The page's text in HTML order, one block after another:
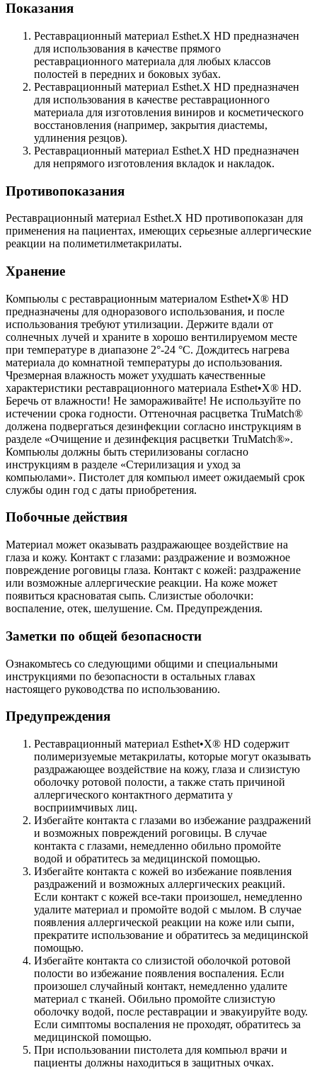
Показания
Реставрационный материал Esthet.X HD предназначен
для использования в качестве прямого
реставрационного материала для любых классов
полостей в передних и боковых зубах.
Реставрационный материал Esthet.X HD предназначен
для использования в качестве реставрационного
материала для изготовления виниров и косметического
восстановления (например, закрытия диастемы,
удлинения резцов).
Реставрационный материал Esthet.X HD предназначен
для непрямого изготовления вкладок и накладок.
Противопоказания
Реставрационный материал Esthet.X HD противопоказан для
применения на пациентах, имеющих серьезные аллергические
реакции на полиметилметакрилаты.
Хранение
Компьюлы с реставрационным материалом Esthet•X® HD
предназначены для одноразового использования, и после
использования требуют утилизации. Держите вдали от
солнечных лучей и храните в хорошо вентилируемом месте
при температуре в диапазоне 2°-24 °C. Дождитесь нагрева
материала до комнатной температуры до использования.
Чрезмерная влажность может ухудшать качественные
характеристики реставрационного материала Esthet•X® HD.
Беречь от влажности! Не замораживайте! Не используйте по
истечении срока годности. Оттеночная расцветка TruMatch®
должена подвергаться дезинфекции согласно инструкциям в
разделе «Очищение и дезинфекция расцветки TruMatch®».
Компьюлы должны быть стерилизованы согласно
инструкциям в разделе «Стерилизация и уход за
компьюлами». Пистолет для компьюл имеет ожидаемый срок
службы один год с даты приобретения.
Побочные действия
Материал может оказывать раздражающее воздействие на
глаза и кожу. Контакт с глазами: раздражение и возможное
повреждение роговицы глаза. Контакт с кожей: раздражение
или возможные аллергические реакции. На коже может
появиться красноватая сыпь. Слизистые оболочки:
воспаление, отек, шелушение. См. Предупреждения.
Заметки по общей безопасности
Ознакомьтесь со следующими общими и специальными
инструкциями по безопасности в остальных главах
настоящего руководства по использованию.
Предупреждения
Реставрационный материал Esthet•X® HD содержит
полимеризуемые метакрилаты, которые могут оказывать
раздражающее воздействие на кожу, глаза и слизистую
оболочку ротовой полости, а также стать причиной
аллергического контактного дерматита у
восприимчивых лиц.
Избегайте контакта с глазами во избежание раздражений
и возможных повреждений роговицы. В случае
контакта с глазами, немедленно обильно промойте
водой и обратитесь за медицинской помощью.
Избегайте контакта с кожей во избежание появления
раздражений и возможных аллергических реакций.
Если контакт с кожей все-таки произошел, немедленно
удалите материал и промойте водой с мылом. В случае
появления аллергической реакции на коже или сыпи,
прекратите использование и обратитесь за медицинской
помощью.
Избегайте контакта со слизистой оболочкой ротовой
полости во избежание появления воспаления. Если
произошел случайный контакт, немедленно удалите
материал с тканей. Обильно промойте слизистую
оболочку водой, после реставрации и эвакуируйте воду.
Если симптомы воспаления не проходят, обратитесь за
медицинской помощью.
При использовании пистолета для компьюл врачи и
пациенты должны находиться в защитных очках.